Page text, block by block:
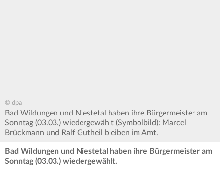
© dpa
Bad Wildungen und Niestetal haben ihre Bürgermeister am
Sonntag (03.03.) wiedergewählt (Symbolbild): Marcel
Brückmann und Ralf Gutheil bleiben im Amt.
Bad Wildungen und Niestetal haben ihre Bürgermeister am
Sonntag (03.03.) wiedergewählt.